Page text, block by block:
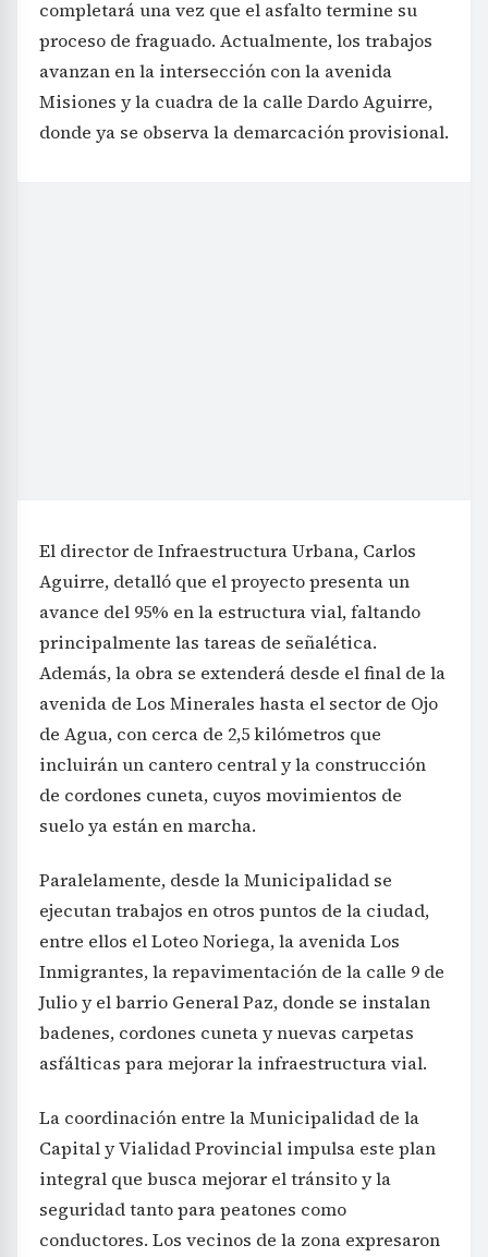
completará una vez que el asfalto termine su
proceso de fraguado. Actualmente, los trabajos
avanzan en la intersección con la avenida
Misiones y la cuadra de la calle Dardo Aguirre,
donde ya se observa la demarcación provisional.
El director de Infraestructura Urbana, Carlos
Aguirre, detalló que el proyecto presenta un
avance del 95% en la estructura vial, faltando
principalmente las tareas de señalética.
Además, la obra se extenderá desde el final de la
avenida de Los Minerales hasta el sector de Ojo
de Agua, con cerca de 2,5 kilómetros que
incluirán un cantero central y la construcción
de cordones cuneta, cuyos movimientos de
suelo ya están en marcha.
Paralelamente, desde la Municipalidad se
ejecutan trabajos en otros puntos de la ciudad,
entre ellos el Loteo Noriega, la avenida Los
Inmigrantes, la repavimentación de la calle 9 de
Julio y el barrio General Paz, donde se instalan
badenes, cordones cuneta y nuevas carpetas
asfálticas para mejorar la infraestructura vial.
La coordinación entre la Municipalidad de la
Capital y Vialidad Provincial impulsa este plan
integral que busca mejorar el tránsito y la
seguridad tanto para peatones como
conductores. Los vecinos de la zona expresaron